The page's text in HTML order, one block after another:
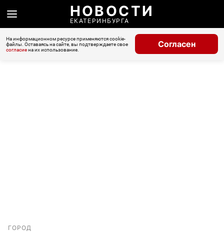
НОВОСТИ
ЕКАТЕРИНБУРГА
На информационном ресурсе применяются cookie-
файлы. Оставаясь на сайте, вы подтверждаете свое
согласиена их использование.
Согласен
ГОРОД